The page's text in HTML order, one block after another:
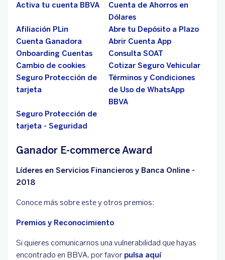
Activa tu cuenta BBVA
Cuenta de Ahorros en
Dólares
Afiliación PLin
Abre tu Depósito a Plazo
Cuenta Ganadora
Abrir Cuenta App
Onboarding Cuentas
Consulta SOAT
Cambio de cookies
Cotizar Seguro Vehicular
Seguro Protección de
tarjeta
Términos y Condiciones
de Uso de WhatsApp
BBVA
Seguro Protección de
tarjeta - Seguridad
Ganador E-commerce Award
Líderes en Servicios Financieros y Banca Online -
2018
Conoce más sobre este y otros premios:
Premios y Reconocimiento
Si quieres comunicarnos una vulnerabilidad que hayas
encontrado en BBVA, por favor pulsa aquí